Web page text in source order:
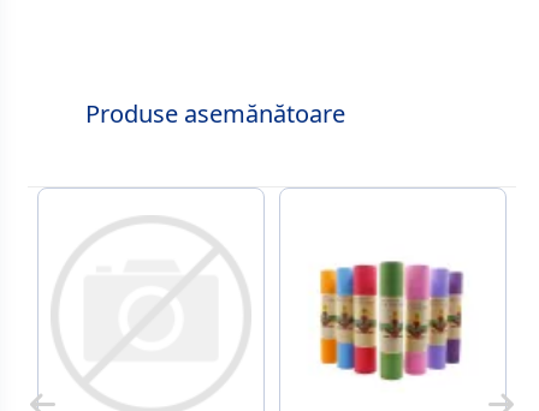
Produse asemănătoare